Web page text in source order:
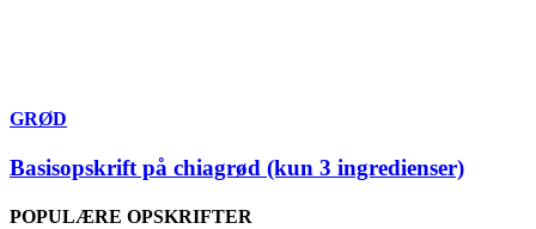
GRØD
Basisopskrift på chiagrød (kun 3 ingredienser)
POPULÆRE OPSKRIFTER